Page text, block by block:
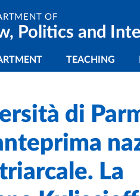
OF
Politics and
TEACHING
di
La